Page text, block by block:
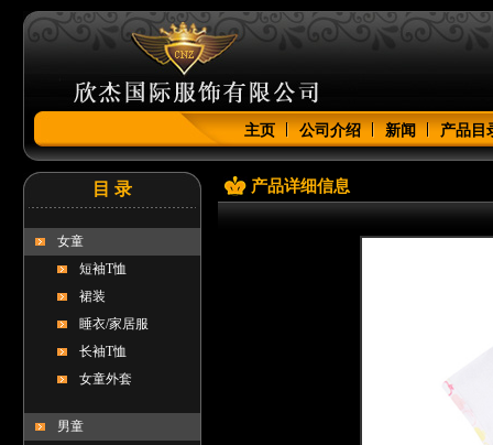
主页 公司介绍 新闻 产品目
目 录
女童
短袖T恤
裙装
睡衣/家居服
长袖T恤
女童外套
男童
产品详细信息